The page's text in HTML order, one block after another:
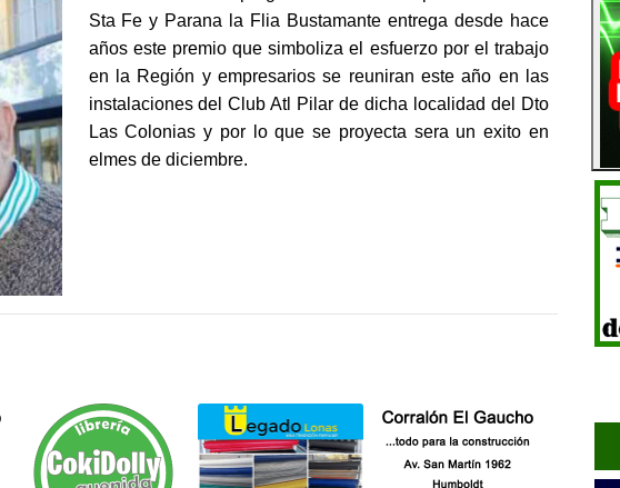
Sta Fe y Parana la Flia Bustamante entrega desde hace
años este premio que simboliza el esfuerzo por el trabajo
en la Región y empresarios se reuniran este año en las
instalaciones del Club Atl Pilar de dicha localidad del Dto
Las Colonias y por lo que se proyecta sera un exito en
elmes de diciembre.